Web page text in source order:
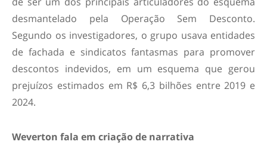
desmantelado pela Operação Sem Desconto.
Segundo os investigadores, o grupo usava entidades
de fachada e sindicatos fantasmas para promover
descontos indevidos, em um esquema que gerou
prejuízos estimados em R$ 6,3 bilhões entre 2019 e
2024.
Weverton fala em criação de narrativa